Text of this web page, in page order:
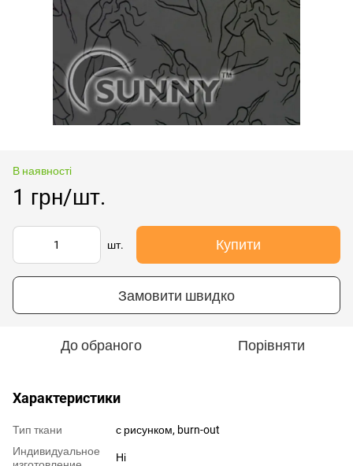
В наявності
1 грн/шт.
шт. Купити
Замовити швидко
До обраного Порівняти
Характеристики
Тип ткани
с рисунком, burn-out
Индивидуальное
Ні